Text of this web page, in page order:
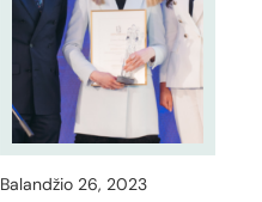
Balandžio 26, 2023